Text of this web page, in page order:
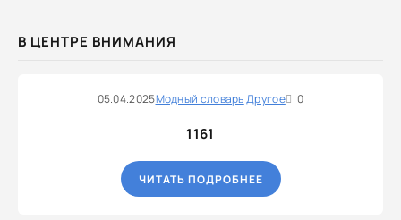
В ЦЕНТРЕ ВНИМАНИЯ
05.04.2025Модный словарьДругое 0
1161
ЧИТАТЬ ПОДРОБНЕЕ